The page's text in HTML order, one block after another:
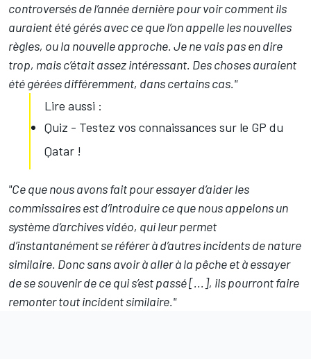
controversés de l’année dernière pour voir comment ils
auraient été gérés avec ce que l’on appelle les nouvelles
règles, ou la nouvelle approche. Je ne vais pas en dire
trop, mais c’était assez intéressant. Des choses auraient
été gérées différemment, dans certains cas."
Lire aussi :
Quiz - Testez vos connaissances sur le GP du
Qatar !
"Ce que nous avons fait pour essayer d’aider les
commissaires est d’introduire ce que nous appelons un
système d’archives vidéo, qui leur permet
d’instantanément se référer à d’autres incidents de nature
similaire. Donc sans avoir à aller à la pêche et à essayer
de se souvenir de ce qui s’est passé [...], ils pourront faire
remonter tout incident similaire."